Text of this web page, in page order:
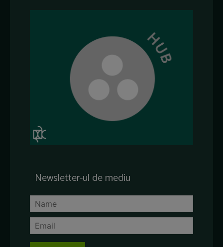
Newsletter-ul de mediu